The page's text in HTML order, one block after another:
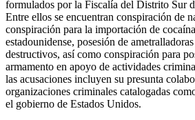
formulados por la Fiscalía del Distrito Sur
Entre ellos se encuentran conspiración de
conspiración para la importación de
estadounidense, posesión de
destructivos, así como conspiración para
armamento en apoyo de actividades
las acusaciones incluyen su presunta
organizaciones criminales catalogadas
el gobierno de Estados Unidos.